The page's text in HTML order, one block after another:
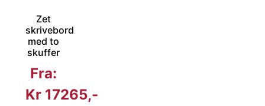
Zet
skrivebord
med to
skuffer
Fra:
Kr 17265